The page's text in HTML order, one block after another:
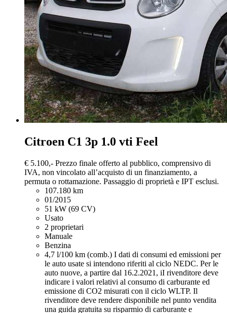
Citroen C1 3p 1.0 vti Feel
€ 5.100,- Prezzo finale offerto al pubblico, comprensivo di
IVA, non vincolato all’acquisto di un finanziamento, a
permuta o rottamazione. Passaggio di proprietà e IPT esclusi.
107.180 km
01/2015
51 kW (69 CV)
Usato
2 proprietari
Manuale
Benzina
4,7 l/100 km (comb.) I dati di consumi ed emissioni per
le auto usate si intendono riferiti al ciclo NEDC. Per le
auto nuove, a partire dal 16.2.2021, iI rivenditore deve
indicare i valori relativi al consumo di carburante ed
emissione di CO2 misurati con il ciclo WLTP. Il
rivenditore deve rendere disponibile nel punto vendita
una guida gratuita su risparmio di carburante e